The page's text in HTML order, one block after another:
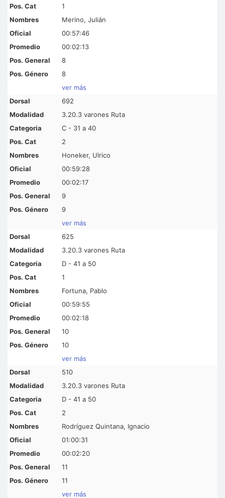
1
Merino, Julián
00:57:46
00:02:13
8
8
ver más
692
3.20.3 varones Ruta
C - 31 a 40
2
Honeker, Ulrico
00:59:28
00:02:17
9
9
ver más
625
3.20.3 varones Ruta
D - 41 a 50
1
Fortuna, Pablo
00:59:55
00:02:18
10
10
ver más
510
3.20.3 varones Ruta
D - 41 a 50
2
Rodríguez Quintana, Ignacio
01:00:31
00:02:20
11
11
ver más